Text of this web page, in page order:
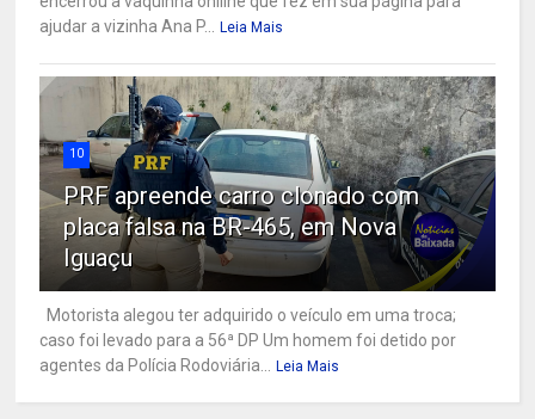
ajudar a vizinha Ana P...
Leia Mais
10
PRF apreende carro clonado com
placa falsa na BR-465, em Nova
Iguaçu
Motorista alegou ter adquirido o veículo em uma troca;
caso foi levado para a 56ª DP Um homem foi detido por
agentes da Polícia Rodoviária...
Leia Mais